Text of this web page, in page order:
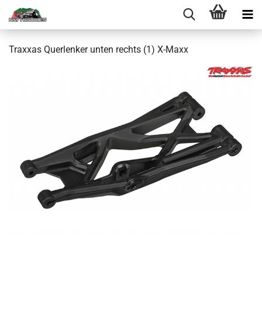
Traxxas Querlenker unten rechts (1) X-Maxx